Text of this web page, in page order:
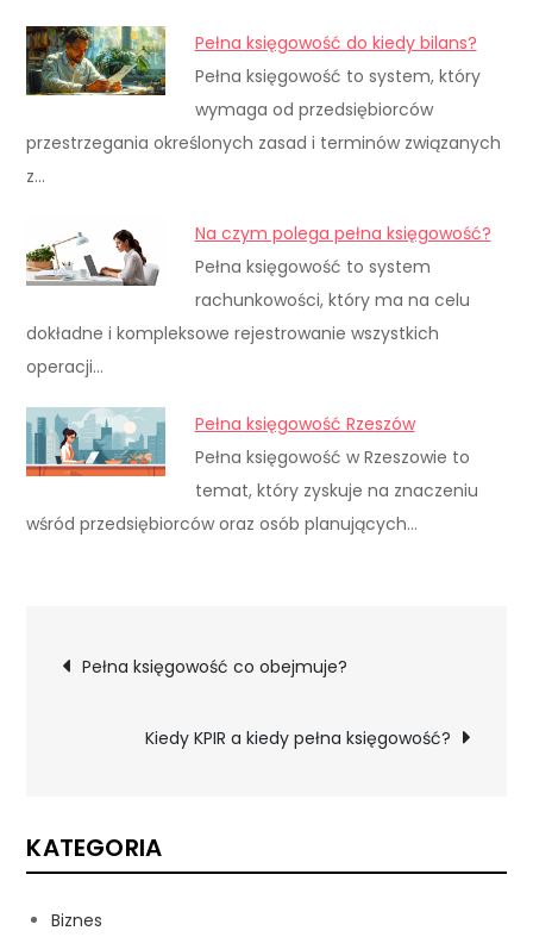
Pełna księgowość do kiedy bilans?
Pełna księgowość to system, który
wymaga od przedsiębiorców
przestrzegania określonych zasad i terminów związanych
z…
Na czym polega pełna księgowość?
Pełna księgowość to system
rachunkowości, który ma na celu
dokładne i kompleksowe rejestrowanie wszystkich
operacji…
Pełna księgowość Rzeszów
Pełna księgowość w Rzeszowie to
temat, który zyskuje na znaczeniu
wśród przedsiębiorców oraz osób planujących…
Nawigacja
wpisu
Pełna księgowość co obejmuje?
Kiedy KPIR a kiedy pełna księgowość?
KATEGORIA
Biznes